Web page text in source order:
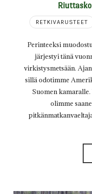
RETKIVARUSTEET
Perinteeksi
järjestyi tänä
virkistysmetsään.
sillä odotimme
Suomen
olimme